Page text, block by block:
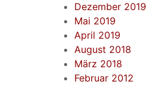
Dezember 2019
Mai 2019
April 2019
August 2018
März 2018
Februar 2012